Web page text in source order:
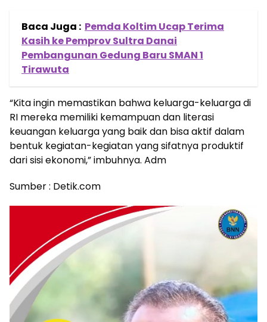
Baca Juga : Pemda Koltim Ucap Terima
Kasih ke Pemprov Sultra Danai
Pembangunan Gedung Baru SMAN 1
Tirawuta
“Kita ingin memastikan bahwa keluarga-keluarga di
RI mereka memiliki kemampuan dan literasi
keuangan keluarga yang baik dan bisa aktif dalam
bentuk kegiatan-kegiatan yang sifatnya produktif
dari sisi ekonomi,” imbuhnya. Adm
Sumber : Detik.com